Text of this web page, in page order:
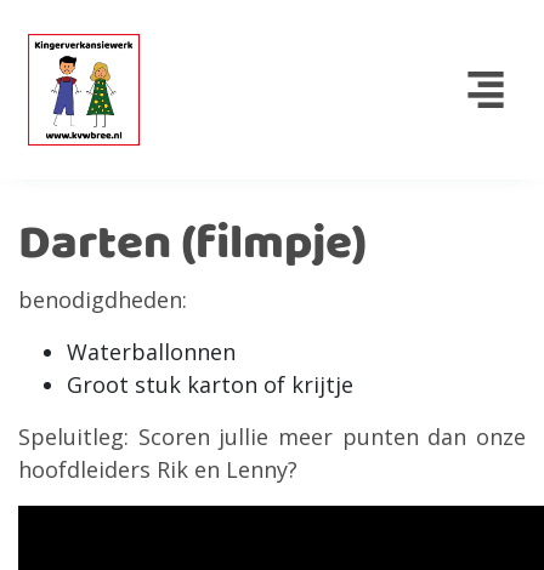
Darten (filmpje)
benodigdheden:
Waterballonnen
Groot stuk karton of krijtje
Speluitleg: Scoren jullie meer punten dan onze
hoofdleiders Rik en Lenny?